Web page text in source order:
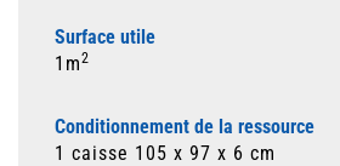
Surface utile
1m2
Conditionnement de la ressource
1 caisse 105 x 97 x 6 cm